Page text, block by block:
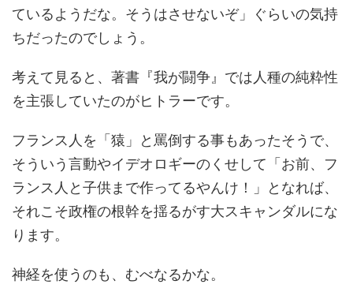
ているようだな。そうはさせないぞ」ぐらいの気持
ちだったのでしょう。
考えて見ると、著書『我が闘争』では人種の純粋性
を主張していたのがヒトラーです。
フランス人を「猿」と罵倒する事もあったそうで、
そういう言動やイデオロギーのくせして「お前、フ
ランス人と子供まで作ってるやんけ！」となれば、
それこそ政権の根幹を揺るがす大スキャンダルにな
ります。
神経を使うのも、むべなるかな。